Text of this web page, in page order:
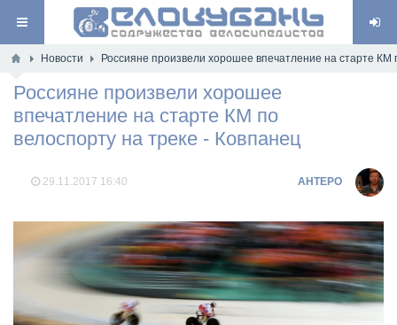
Новости Россияне произвели хорошее впечатление на старте КМ
Россияне произвели хорошее
впечатление на старте КМ по
велоспорту на треке - Ковпанец
29.11.2017 16:40 AHTEPO